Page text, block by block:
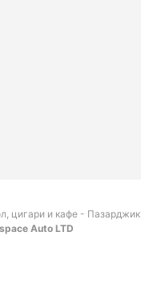
цигари и кафе - Пазарджик
Auto LTD